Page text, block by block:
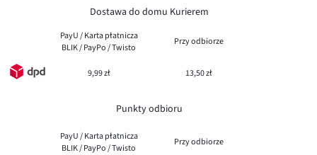
Dostawa do domu Kurierem
PayU / Karta płatnicza
BLIK / PayPo / Twisto
Przy odbiorze
9,99 zł 13,50 zł
Punkty odbioru
PayU / Karta płatnicza
BLIK / PayPo / Twisto
Przy odbiorze